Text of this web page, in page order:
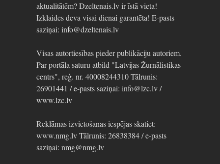
aktualitātēm? Dzeltenais.lv ir īstā vieta!
Izklaides deva visai dienai garantēta! E-pasts
saziņai: info@dzeltenais.lv
Visas autortiesības pieder publikāciju autoriem.
Par portāla saturu atbild "Latvijas Žurnālistikas
centrs", reģ. nr. 40008244310 Tālrunis:
26901441 / e-pasts saziņai: info@lzc.lv /
www.lzc.lv
Reklāmas izvietošanas iespējas skatiet:
www.nmg.lv Tālrunis: 26838384 / e-pasts
saziņai: nmg@nmg.lv